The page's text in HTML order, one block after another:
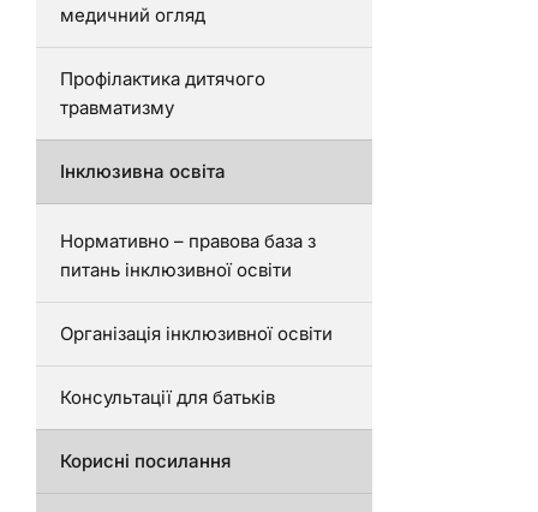
медичний огляд
Профілактика дитячого
травматизму
Інклюзивна освіта
Нормативно – правова база з
питань інклюзивної освіти
Організація інклюзивної освіти
Консультації для батьків
Корисні посилання